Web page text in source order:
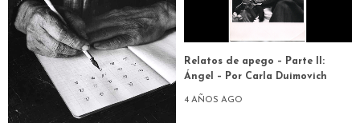
Relatos de apego – Parte II:
Ángel – Por Carla Duimovich
4 AÑOS AGO